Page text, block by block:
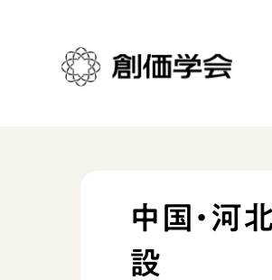
自他共の幸福
中国・河
設